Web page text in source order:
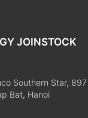
JOINSTOCK
Southern Star, 897
Bat, Hanoi